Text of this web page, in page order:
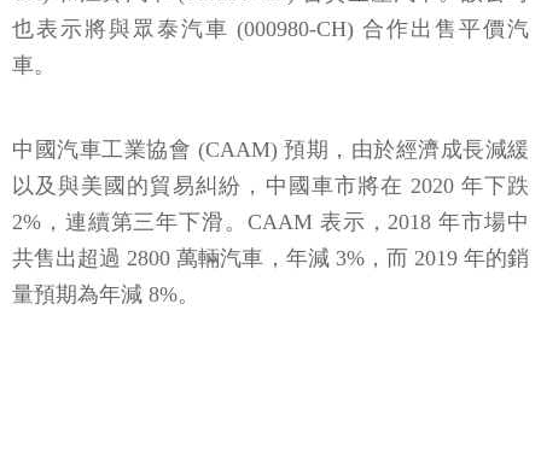
也表示將與眾泰汽車 (000980-CH) 合作出售平價汽
車。
中國汽車工業協會 (CAAM) 預期，由於經濟成長減緩
以及與美國的貿易糾紛，中國車市將在 2020 年下跌
2%，連續第三年下滑。CAAM 表示，2018 年市場中
共售出超過 2800 萬輛汽車，年減 3%，而 2019 年的銷
量預期為年減 8%。